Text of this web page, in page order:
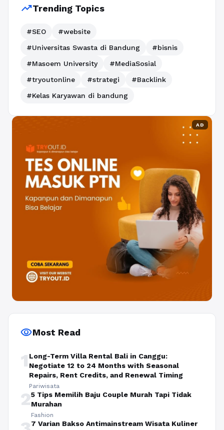
trending_upTrending Topics
#SEO
#website
#Universitas Swasta di Bandung
#bisnis
#Masoem University
#MediaSosial
#tryoutonline
#strategi
#Backlink
#Kelas Karyawan di bandung
AD
visibilityMost Read
1 Long-Term Villa Rental Bali in Canggu:
Negotiate 12 to 24 Months with Seasonal
Repairs, Rent Credits, and Renewal Timing
Pariwisata
25 Tips Memilih Baju Couple Murah Tapi Tidak
Murahan
Fashion
7 Varian Bakso Antimainstream Wisata Kuliner